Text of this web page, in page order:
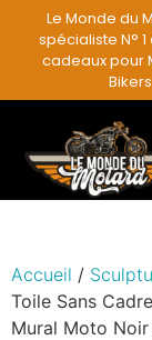
Le Monde du
spécialiste N°
cadeaux pour
Bikers
Accueil /
Toile Sans
Mural Moto